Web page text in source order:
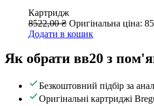
Картридж
8522,00₴ Оригінальна ціна:
Додати в кошик
Як обрати вв20 з
Безкоштовний підбір за
Оригінальні картриджі